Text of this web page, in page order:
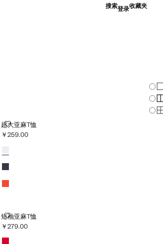
搜索登录收藏夹
改
超大亚麻T恤
超大亚麻T恤
当前价格 [￥259.00 ]
￥259.00
深海军蓝
橘黄色
短袖亚麻T恤
短袖亚麻T恤
当前价格 [￥279.00 ]
￥279.00
颜色
红色